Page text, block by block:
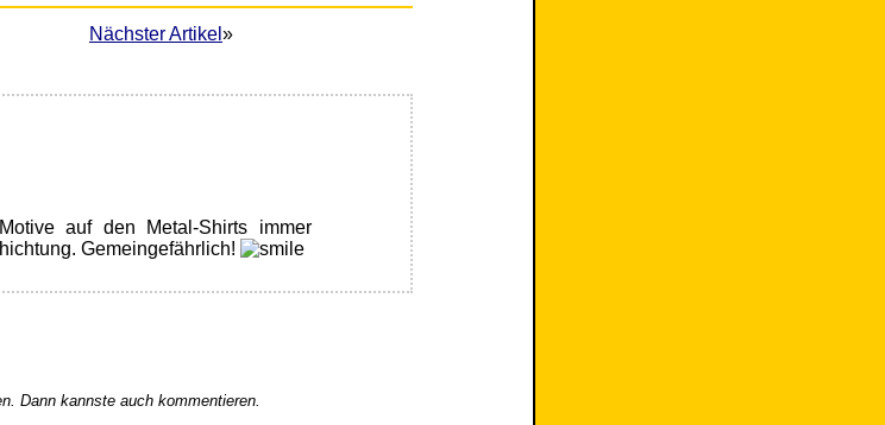
Nächster Artikel »
auf den Metal-Shirts immer
Gemeingefährlich!
Dann kannste auch kommentieren.